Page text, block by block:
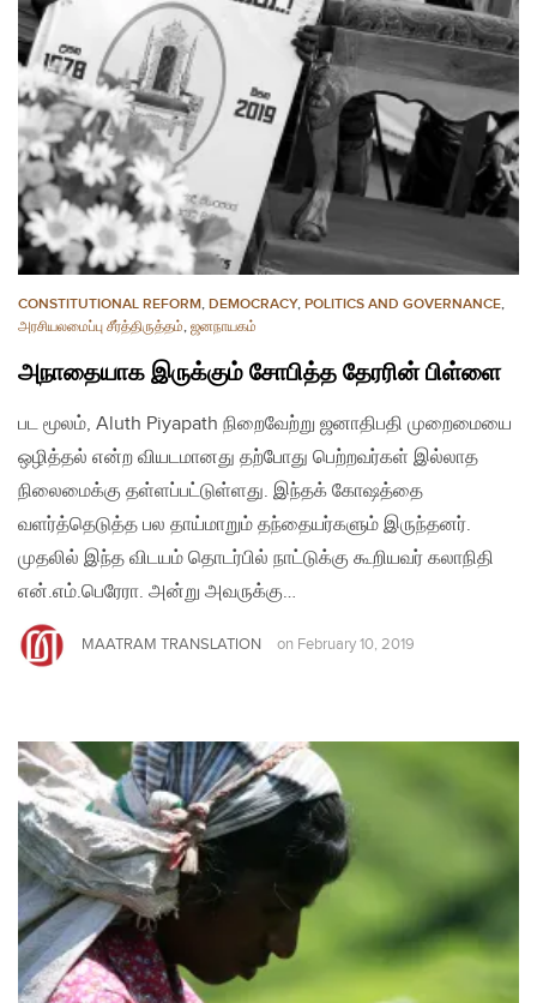
CONSTITUTIONAL REFORM, DEMOCRACY, POLITICS AND GOVERNANCE,
அரசியலமைப்பு சீர்த்திருத்தம், ஜனநாயகம்
அநாதையாக இருக்கும் சோபித்த தேரரின் பிள்ளை
பட மூலம், Aluth Piyapath நிறைவேற்று ஜனாதிபதி முறைமையை
ஒழித்தல் என்ற வியடமானது தற்போது பெற்றவர்கள் இல்லாத
நிலைமைக்கு தள்ளப்பட்டுள்ளது. இந்தக் கோஷத்தை
வளர்த்தெடுத்த பல தாய்மாறும் தந்தையர்களும் இருந்தனர்.
முதலில் இந்த விடயம் தொடர்பில் நாட்டுக்கு கூறியவர் கலாநிதி
என்.எம்.பெரேரா. அன்று அவருக்கு…
MAATRAM TRANSLATION on February 10, 2019